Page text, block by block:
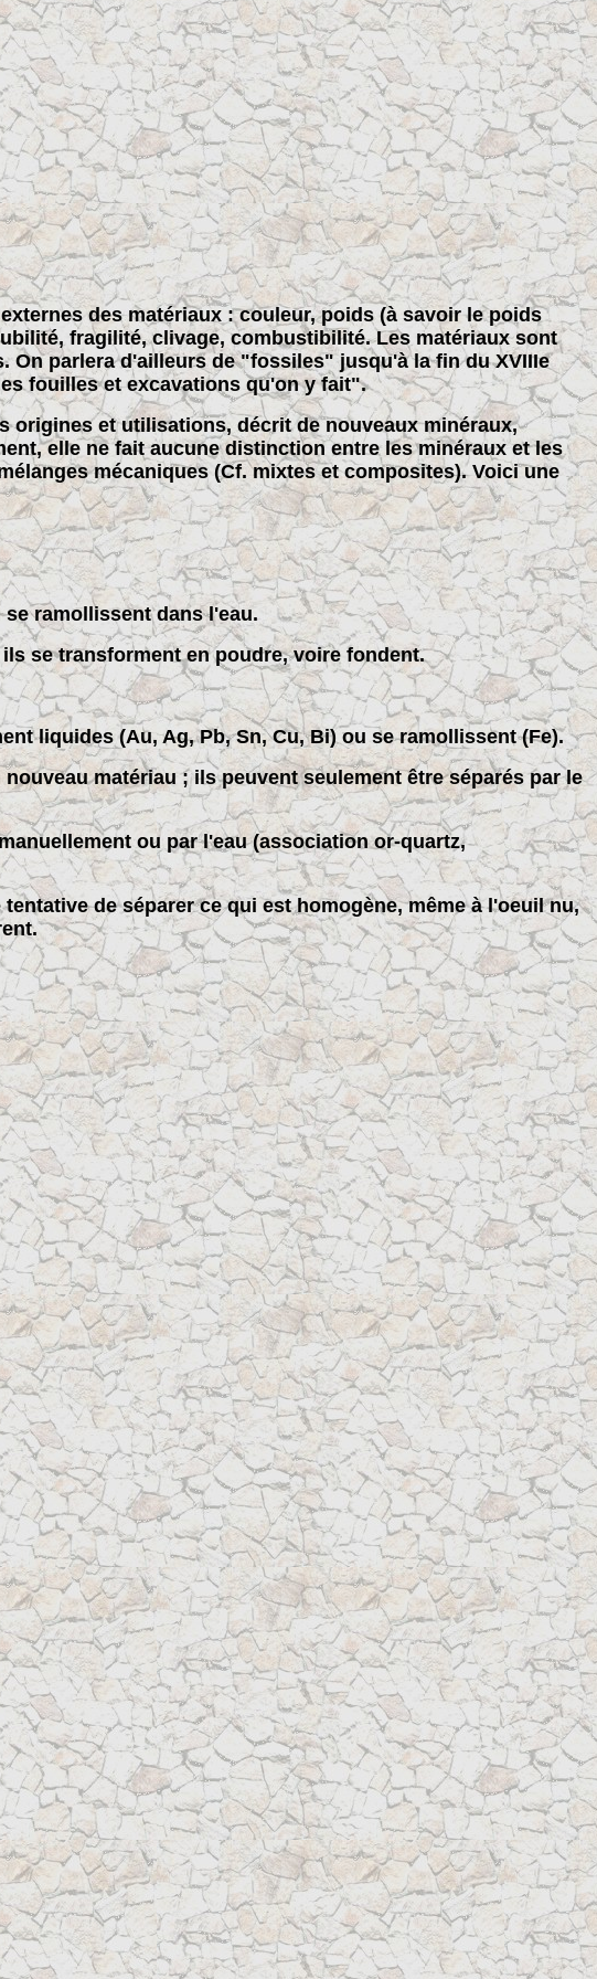
des matériaux : couleur, poids (à savoir le poids
fragilité, clivage, combustibilité. Les matériaux sont
On parlera d'ailleurs de "fossiles" jusqu'à la fin du XVIIIe
fouilles et excavations qu'on y fait".
origines et utilisations, décrit de nouveaux minéraux,
elle ne fait aucune distinction entre les minéraux et les
mécaniques (Cf. mixtes et composites). Voici une
ramollissent dans l'eau.
se transforment en poudre, voire fondent.
liquides (Au, Ag, Pb, Sn, Cu, Bi) ou se ramollissent (Fe).
matériau ; ils peuvent seulement être séparés par le
ou par l'eau (association or-quartz,
de séparer ce qui est homogène, même à l'oeuil nu,